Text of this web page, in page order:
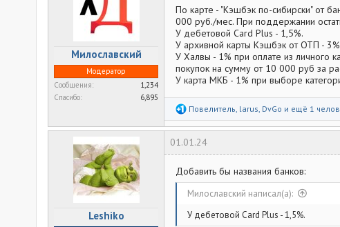
Милославский
Модератор
Сообщения
1,234
Спасибо
6,895
По карте - "Кэшбэк по-сибирски" от
000 руб./мес. При поддержании
У дебетовой Card Plus - 1,5%.
У архивной карты Кэшбэк от ОТП -
У Халвы - 1% при оплате из личного
покупок на сумму от 10 000 руб за
У карта МКБ - 1% при выборе
Р
а
ц
и
:
Повелитель larus DvGo и ещё 1
Leshiko
01.01.24
Добавить бы названия банков:
Милославский написал(а):
У дебетовой Card Plus - 1,5%.